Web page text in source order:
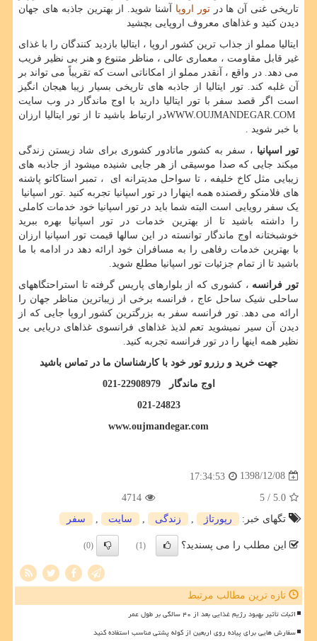
تاریخی غنی آن ها درتور اروپا آشنا شوید. از بهترین جاذبه های جهان
دیدن کنید و غذاهای معروف اروپایی بچشید
ایتالیا مملو از جذاب ترین کشور اروپا ، ایتالیا بازدید کنندگان را با غذای
غیر قابل مقاومت ، معماری عالی ، مناظر متنوع و هنر بی نظیر فریب
می دهد. در واقع ، آنقدر مملو از امکاناتی است که تقریباً می تواند بر
آن غلبه کند. تور ایتالیا از جاذبه های تاریخی بسیار زیبا هیجان انگیز
است اگر قصد سفر با تور ایتالیا دارید با اوج ماندگار در وب سایت
WWW.OUJMANDEGAR.COMدر ارتباط باشید تا از تور ایتالیا ارزان
با خبر شوید .
تور اسپانیا ، سفر به کشور ماتادور کشوری برای شاد زیستن زندگی
میکند جایی که صدا موسیقی از هر جایی شنیده میشود از جاذبه های
زیبایی مثل کاخ خلیفه ، تا سواحل مدیترانه ای ، تمبر استاکاتو پاشنه
های فلامنکو رقصنده همه اینهارا در تور اسپانیا تجربه کنید .تور اسپانیا
یک سفر رویایی است البته شما باید در تور اسپانیا خود خدمات کاملی
را داشته باشید تا از بهترین خدمات در تور اسپانیا بهره ببرید
خوشبختانه اوج ماندگار توانسته در این سالها قیمت تور اسپانیا ارزان
با بهترین خدمات رفاهی را به مسافران خود ارائه دهد در ادامه با ما
باشید تا از تمام جزئیات تور اسپانیا مطلع شوید.
تور فرانسه ، کشوری که از بلوارهای پاریس گرفته تا استراحتگاههای
ساحلی شیک ساحل عاج ، فرانسه برخی از زیباترین مناظر جهان را
ارائه می دهد. تور فرانسه سفر به بزرگترین کشور اروپا جایی که از
دیدن آن سیر نمیشوید تعم لذیذ غذاهای فرانسوی غذاهای دریایی بی
نظیر همه اینها را در تور فرانسه تجربه کنید.
جهت خرید و رزرو تور خود با کارشناسان ما در تماس باشید
اوج ماندگار 22908979-021
021-24823
www.oujmandegar.com
1398/12/08
17:34:53
5.0
/ 5
4714
تگهای خبر:
رپورتاژ زندگی سایت سفر
این مطلب را می پسندید؟ (1)
(0)
تازه ترین مطالب مرتبط
اثبات تأثیر بهبود رژیم غذایی بعد از ۴۰ سالگی بر طول عمر
سفارش هایی برای پیاده روی اربعین از کوله پشتی مناسب استفاده کنید